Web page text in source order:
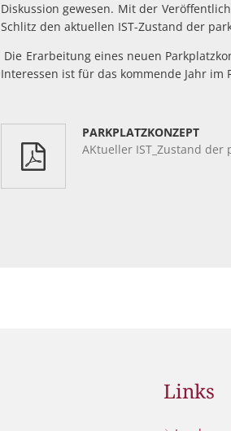
Diskussion gewesen. Mit der
Schlitz den aktuellen IST-Zustand der
Die Erarbeitung eines neuen
Interessen ist für das kommende Jahr im
PARKPLATZKONZEPT
AKtueller IST_Zustand
Links